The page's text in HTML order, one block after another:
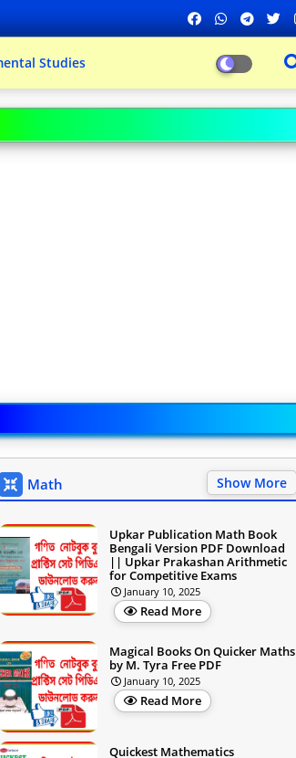
Studies
Math Show More
Upkar Publication Math Book
Bengali Version PDF Download
|| Upkar Prakashan Arithmetic
for Competitive Exams
January 10, 2025
Read More
Magical Books On Quicker Maths
by M. Tyra Free PDF
January 10, 2025
Read More
Quickest Mathematics